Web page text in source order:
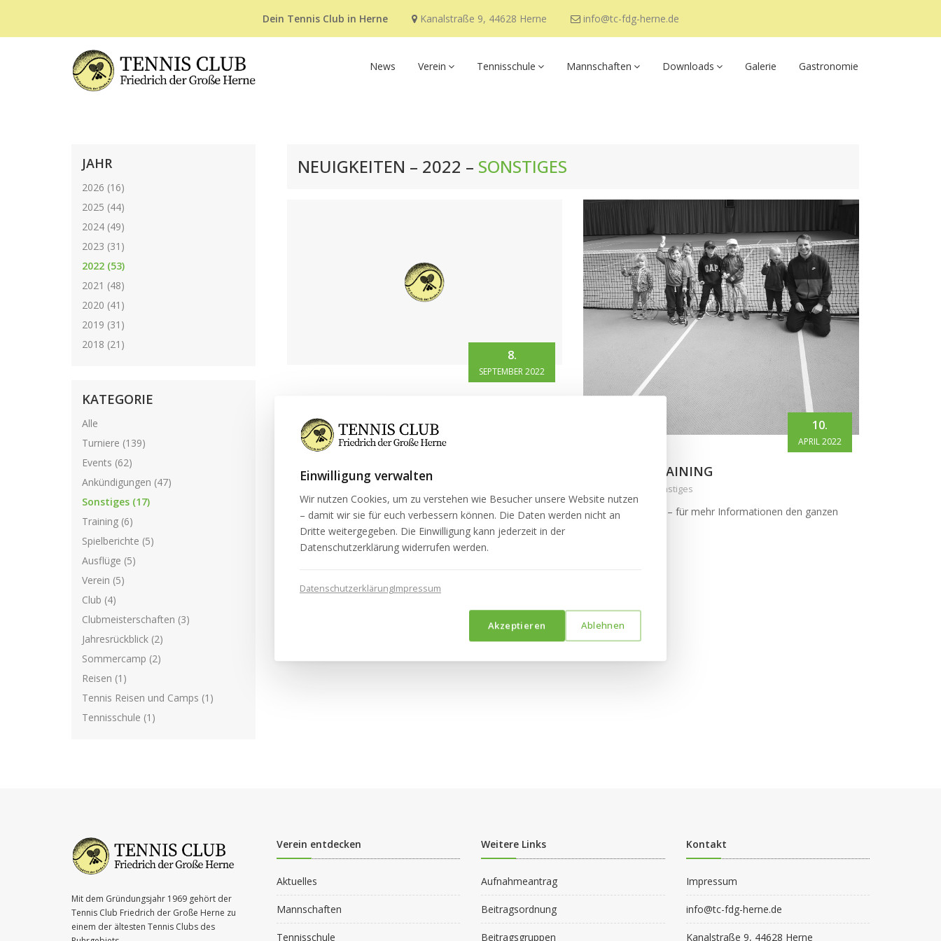
Dein Tennis Club in Herne Kanalstraße 9, 44628 Herne info@tc-fdg-herne.de
News Verein Tennisschule Mannschaften Downloads Galerie Gastronomie
JAHR
2026 (16)
2025 (44)
2024 (49)
2023 (31)
2022 (53)
2021 (48)
2020 (41)
2019 (31)
2018 (21)
KATEGORIE
Alle
Turniere (139)
Events (62)
Ankündigungen (47)
Sonstiges (17)
Training (6)
Spielberichte (5)
Ausflüge (5)
Verein (5)
Club (4)
Clubmeisterschaften (3)
Jahresrückblick (2)
Sommercamp (2)
Reisen (1)
Tennis Reisen und Camps (1)
Tennisschule (1)
NEUIGKEITEN – 2022 – SONSTIGES
8.
SEPTEMBER 2022
SPORTSTÄTTE
Kategorie: Sonstiges
Informationen den ganzen Artikel lesen.
Weiterlesen
10.
APRIL 2022
BAMBINITRAINING
Kategorie: Sonstiges
Bambinitraining – für mehr Informationen den ganzen
Mit dem Gründungsjahr 1969 gehört der
Tennis Club Friedrich der Große Herne zu
einem der ältesten Tennis Clubs des
Verein entdecken
Aktuelles
Mannschaften
Tennisschule
Weitere Links
Aufnahmeantrag
Beitragsordnung
Beitragsgruppen
Kontakt
Impressum
info@tc-fdg-herne.de
Kanalstraße 9, 44628 Herne
Einwilligung verwalten
Wir nutzen Cookies, um zu verstehen wie Besucher unsere Website nutzen
– damit wir sie für euch verbessern können. Die Daten werden nicht an
Dritte weitergegeben. Die Einwilligung kann jederzeit in der
Datenschutzerklärung widerrufen werden.
DatenschutzerklärungImpressum
Akzeptieren Ablehnen